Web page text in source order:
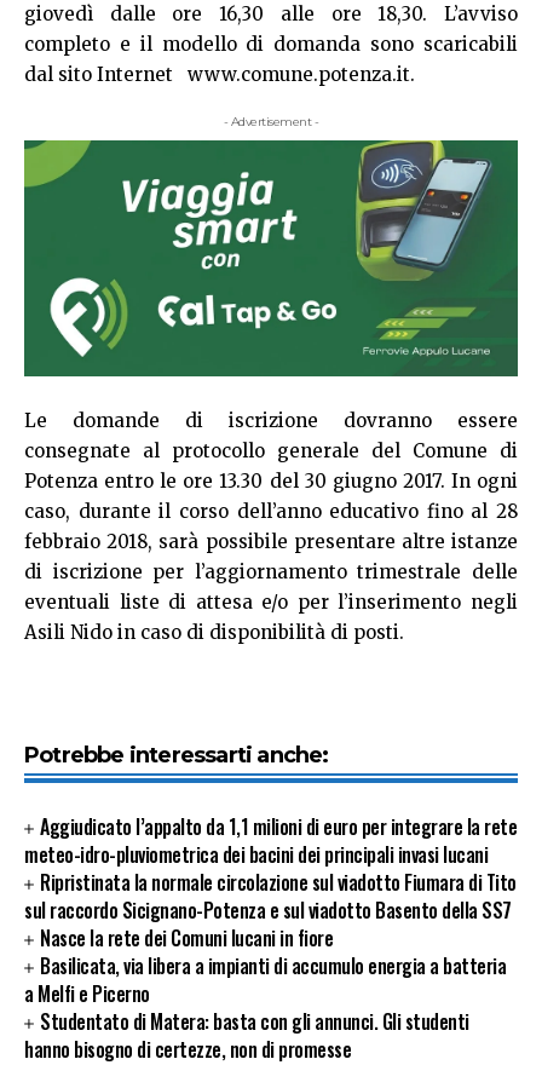
giovedì dalle ore 16,30 alle ore 18,30. L’avviso
completo e il modello di domanda sono scaricabili
dal sito Internet www.comune.potenza.it.
- Advertisement -
Le domande di iscrizione dovranno essere
consegnate al protocollo generale del Comune di
Potenza entro le ore 13.30 del 30 giugno 2017. In ogni
caso, durante il corso dell’anno educativo fino al 28
febbraio 2018, sarà possibile presentare altre istanze
di iscrizione per l’aggiornamento trimestrale delle
eventuali liste di attesa e/o per l’inserimento negli
Asili Nido in caso di disponibilità di posti.
Potrebbe interessarti anche:
Aggiudicato l’appalto da 1,1 milioni di euro per integrare la rete
meteo-idro-pluviometrica dei bacini dei principali invasi lucani
Ripristinata la normale circolazione sul viadotto Fiumara di Tito
sul raccordo Sicignano-Potenza e sul viadotto Basento della SS7
Nasce la rete dei Comuni lucani in fiore
Basilicata, via libera a impianti di accumulo energia a batteria
a Melfi e Picerno
Studentato di Matera: basta con gli annunci. Gli studenti
hanno bisogno di certezze, non di promesse